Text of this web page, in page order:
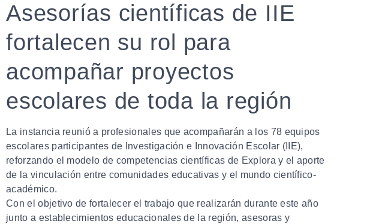
Asesorías científicas de IIE
fortalecen su rol para
acompañar proyectos
escolares de toda la región
La instancia reunió a profesionales que acompañarán a los 78 equipos
escolares participantes de Investigación e Innovación Escolar (IIE),
reforzando el modelo de competencias científicas de Explora y el aporte
de la vinculación entre comunidades educativas y el mundo científico-
académico.
Con el objetivo de fortalecer el trabajo que realizarán durante este año
junto a establecimientos educacionales de la región, asesoras y